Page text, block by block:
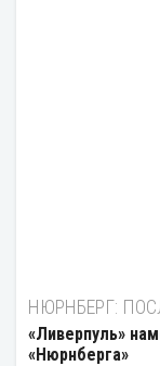
НЮРНБЕРГ:
«Ливерпуль»
«Нюрнберга»